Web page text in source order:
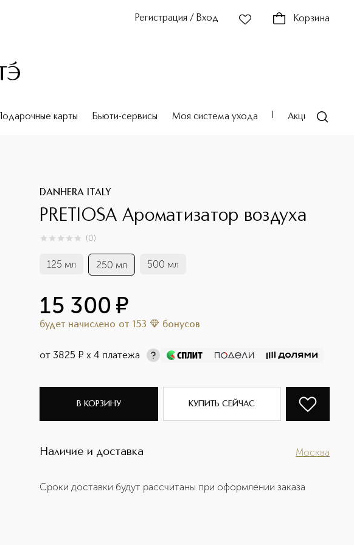
Регистрация / Вход Корзина
Подарочные карты Бьюти-сервисы Моя система ухода Акции
DANHERA ITALY
PRETIOSA Ароматизатор воздуха
0из 0 (0)
125 мл 250 мл 500 мл
15 300 ¤
будет начислено от 153 бонусов
от 3825 ¤ х 4 платежа
В КОРЗИНУ КУПИТЬ СЕЙЧАС
Наличие и доставка Москва
Сроки доставки будут рассчитаны при оформлении заказа